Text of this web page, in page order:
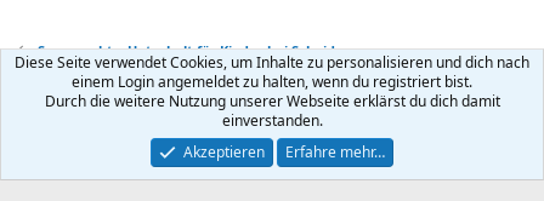
Sorgerecht + Unterhalt für Kinder bei Scheidung
Kontakt Nutzungsbedingungen Datenschutz Hilfe
R
Community platform by XenForo ® © 2010-2026 XenForo Ltd.
Diese Seite verwendet Cookies, um Inhalte zu personalisieren und dich nach
einem Login angemeldet zu halten, wenn du registriert bist.
Durch die weitere Nutzung unserer Webseite erklärst du dich damit
einverstanden.
Akzeptieren
Erfahre mehr…